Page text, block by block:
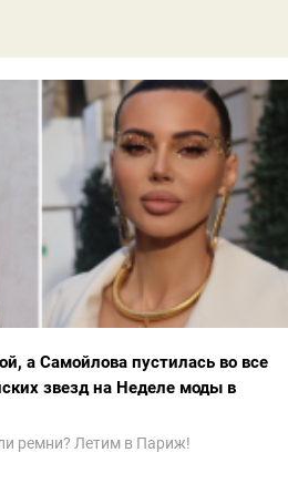
а Самойлова пустилась во все
звезд на Неделе моды в
ремни? Летим в Париж!